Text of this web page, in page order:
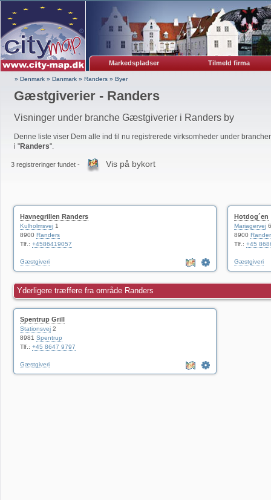
Markedspladser Tilmeld firma
» Denmark » Danmark » Randers » Byer
Gæstgiverier - Randers
Visninger under branche Gæstgiverier i Randers by
Denne liste viser Dem alle ind til nu registrerede virksomheder under
i "Randers".
3 registreringer fundet - Vis på bykort
Havnegrillen Randers
Kulholmsvej 1
8900 Randers
Tlf.: +4586419057
Gæstgiveri
Hotdog´en
Mariagervej
8900
Tlf.: +45
Gæstgiveri
Yderligere træffere fra område Randers
Spentrup Grill
Stationsvej 2
8981 Spentrup
Tlf.: +45 8647 9797
Gæstgiveri